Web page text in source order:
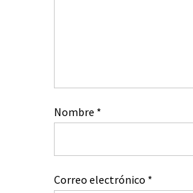
Nombre *
Correo electrónico *